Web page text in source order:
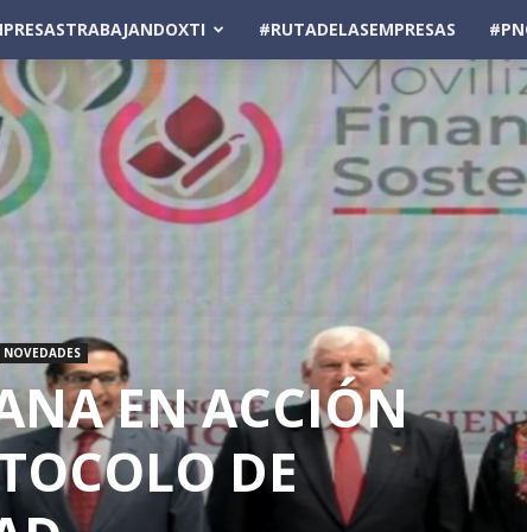
#RUTADELASEMPRESAS
NOVEDADES
EN ACCIÓN
DE